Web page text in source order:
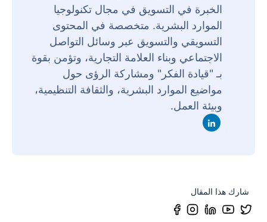
الخبرة في التسويق في مجال تكنولوجيا
الموارد البشرية. متخصصة في المحتوى
التسويقي والتسويق عبر وسائل التواصل
الاجتماعي وبناء العلامة التجارية، وتؤمن بقوة
بـ "قيادة الفكر" ومشاركة الرؤى حول
مواضيع الموارد البشرية، والثقافة التنظيمية،
وبيئة العمل.
شارك هذا المقال